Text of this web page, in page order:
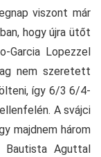
viszont már
hogy újra ütőt
Garcia Lopezzel
nem szeretett
így 6/3 6/4-
A svájci
majdnem három
Aguttal